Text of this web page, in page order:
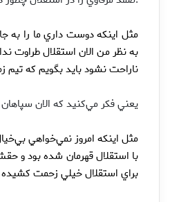
مثل اينكه دوست داري ما را به
به نظر من الان استقلال طراوت
ناراحت نشود بايد بگويم كه تيم
يعني فكر مي‌كنيد كه الان سپاهان
مثل اينكه امروز نمي‌خواهي
با استقلال قهرمان شده بود و
براي استقلال خيلي زحمت